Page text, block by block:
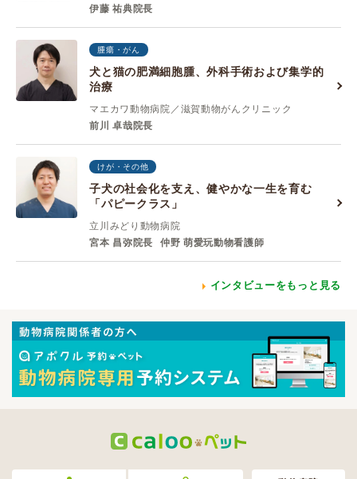
伊藤 祐典院長
腫瘍・がん
犬と猫の肥満細胞腫、外科手術および集学的
治療
マエカワ動物病院／滋賀動物がんクリニック
前川 卓哉院長
けが・その他
子犬の社会化を支え、健やかな一生を育む
「パピークラス」
立川みどり動物病院
宮本 昌弥院長
仲野 萌愛玩動物看護師
インタビューをもっと見る